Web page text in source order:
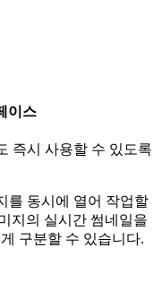
이스
즉시 사용할 수 있도록
를 동시에 열어 작업할
지의 실시간 썸네일을
구분할 수 있습니다.